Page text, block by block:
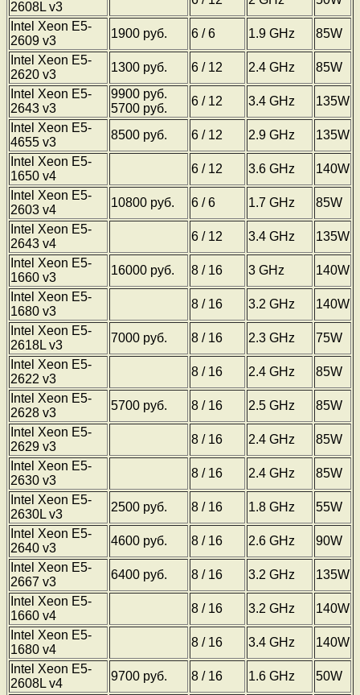
2608L v3
Intel Xeon E5-
2609 v3
1900 руб. 6 / 6 1.9 GHz
85W
Intel Xeon E5-
2620 v3
1300 руб. 6 / 12 2.4 GHz
85W
Intel Xeon E5-
2643 v3
9900 руб.
5700 руб.
6 / 12 3.4 GHz
135W
Intel Xeon E5-
4655 v3
8500 руб. 6 / 12 2.9 GHz
135W
Intel Xeon E5-
1650 v4
6 / 12 3.6 GHz
140W
Intel Xeon E5-
2603 v4
10800 руб. 6 / 6 1.7 GHz
85W
Intel Xeon E5-
2643 v4
6 / 12 3.4 GHz
135W
Intel Xeon E5-
1660 v3
16000 руб. 8 / 16 3 GHz
140W
Intel Xeon E5-
1680 v3
8 / 16 3.2 GHz
140W
Intel Xeon E5-
2618L v3
7000 руб. 8 / 16 2.3 GHz
75W
Intel Xeon E5-
2622 v3
8 / 16 2.4 GHz
85W
Intel Xeon E5-
2628 v3
5700 руб. 8 / 16 2.5 GHz
85W
Intel Xeon E5-
2629 v3
8 / 16 2.4 GHz
85W
Intel Xeon E5-
2630 v3
8 / 16 2.4 GHz
85W
Intel Xeon E5-
2630L v3
2500 руб. 8 / 16 1.8 GHz
55W
Intel Xeon E5-
2640 v3
4600 руб. 8 / 16 2.6 GHz
90W
Intel Xeon E5-
2667 v3
6400 руб. 8 / 16 3.2 GHz
135W
Intel Xeon E5-
1660 v4
8 / 16 3.2 GHz
140W
Intel Xeon E5-
1680 v4
8 / 16 3.4 GHz
140W
Intel Xeon E5-
2608L v4
9700 руб. 8 / 16 1.6 GHz
50W